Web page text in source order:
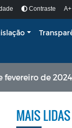
Contraste A+
fevereiro de 2024.
MAIS LIDAS